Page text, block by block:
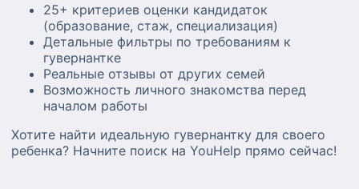
25+ критериев оценки кандидаток
(образование, стаж, специализация)
Детальные фильтры по требованиям к
гувернантке
Реальные отзывы от других семей
Возможность личного знакомства перед
началом работы
Хотите найти идеальную гувернантку для своего
ребенка? Начните поиск на YouHelp прямо сейчас!